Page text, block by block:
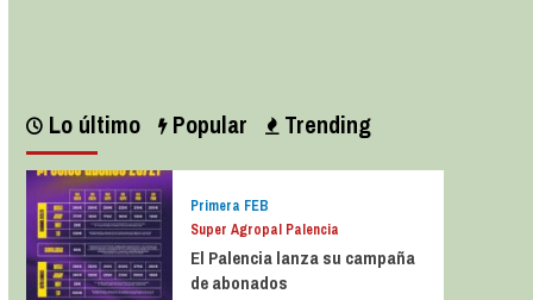
Lo último Popular Trending
Primera FEB
Super Agropal Palencia
El Palencia lanza su campaña
de abonados